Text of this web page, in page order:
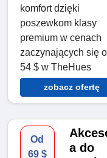
komfort dzięki
poszewkom klasy
premium w cenach
zaczynających się
54 $ w TheHues
zobacz ofertę
Od
69 $
a do